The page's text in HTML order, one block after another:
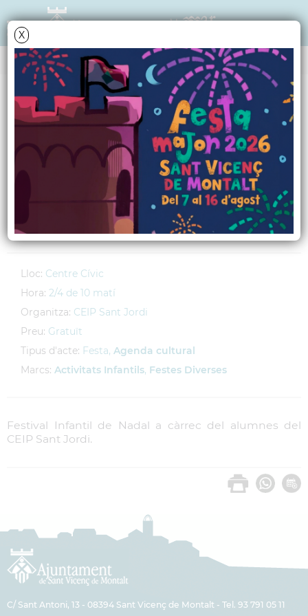
X
AGENDA
Dijous21 desembre 2006
Festival Infantil de
Nadal
CEIP Sant Jordi
Lloc: Centre Cívic
Hora: 2/4 de 10 matí
Organitza: CEIP Sant Jordi
Preu: Gratuït
Tipus d'acte: Festa, Agenda cultural
Marcs: Activitats Infantils, Festes Diverses
Festival Infantil de Nadal a càrrec del alumnes del
CEIP Sant Jordi.
C/ Sant Antoni, 13 - 08394 Sant Vicenç de Montalt - Tel. 93 791 05 11